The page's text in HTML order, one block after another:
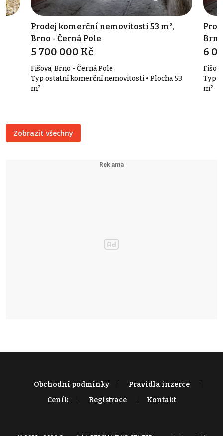
Prodej komerční nemovitosti 53 m²,
Brno - Černá Pole
5 700 000 Kč
Fišova, Brno - Černá Pole
Typ ostatní komerční nemovitosti • Plocha 53
m²
6
Typ
m²
Zobrazit všechny
Obchodní podmínky
Pravidla inzerce
Ceník
Registrace Kontakt